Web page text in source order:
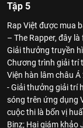
Tập 5
Rap Việt được mua
– The Rapper, đây
Giải thưởng truyền
Chương trình giải trí
Viện hàn lâm châu
- Giải thưởng giải trí
sóng trên ứng dụng
cuộc thi là bốn vị
Binz; Hai giám khảo